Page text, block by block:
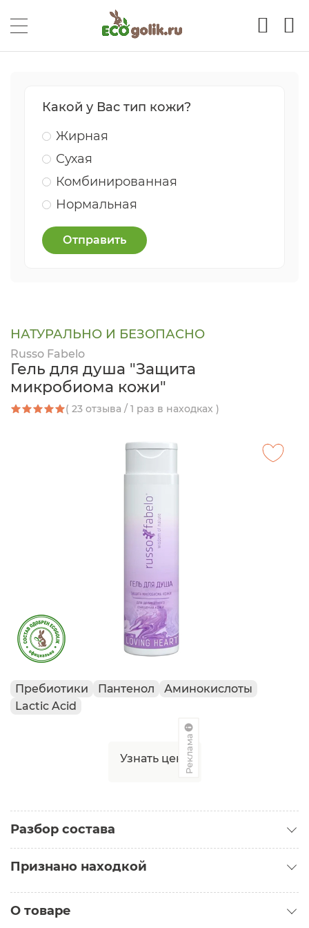
Какой у Вас тип кожи?
Жирная
Сухая
Комбинированная
Нормальная
Отправить
НАТУРАЛЬНО И БЕЗОПАСНО
Russo Fabelo
Гель для душа "Защита
микробиома кожи"
( 23 отзыва / 1 раз в находках )
Пребиотики Пантенол
Аминокислоты
Lactic Acid
Узнать ценуРеклама
Разбор состава
Признано находкой
Находка для нормальной кожи
О товаре